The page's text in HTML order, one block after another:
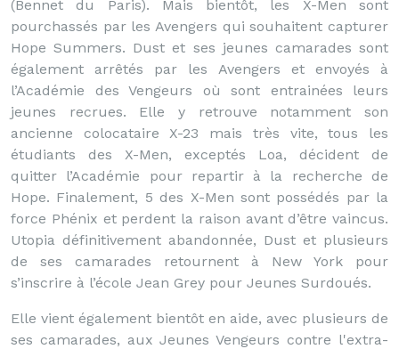
(Bennet du Paris). Mais bientôt, les X-Men sont
pourchassés par les Avengers qui souhaitent capturer
Hope Summers. Dust et ses jeunes camarades sont
également arrêtés par les Avengers et envoyés à
l’Académie des Vengeurs où sont entrainées leurs
jeunes recrues. Elle y retrouve notamment son
ancienne colocataire X-23 mais très vite, tous les
étudiants des X-Men, exceptés Loa, décident de
quitter l’Académie pour repartir à la recherche de
Hope. Finalement, 5 des X-Men sont possédés par la
force Phénix et perdent la raison avant d’être vaincus.
Utopia définitivement abandonnée, Dust et plusieurs
de ses camarades retournent à New York pour
s’inscrire à l’école Jean Grey pour Jeunes Surdoués.
Elle vient également bientôt en aide, avec plusieurs de
ses camarades, aux Jeunes Vengeurs contre l'extra-